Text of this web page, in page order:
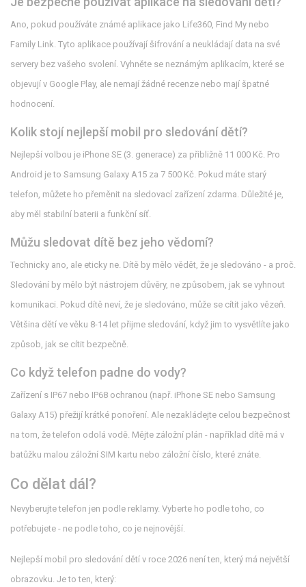
Ano, pokud používáte známé aplikace jako Life360, Find My nebo
Family Link. Tyto aplikace používají šifrování a neukládají data na své
servery bez vašeho svolení. Vyhněte se neznámým aplikacím, které se
objevují v Google Play, ale nemají žádné recenze nebo mají špatné
hodnocení.
Kolik stojí nejlepší mobil pro sledování dětí?
Nejlepší volbou je iPhone SE (3. generace) za přibližně 11 000 Kč. Pro
Android je to Samsung Galaxy A15 za 7 500 Kč. Pokud máte starý
telefon, můžete ho přeměnit na sledovací zařízení zdarma. Důležité je,
aby měl stabilní baterii a funkční síť.
Můžu sledovat dítě bez jeho vědomí?
Technicky ano, ale eticky ne. Dítě by mělo vědět, že je sledováno - a proč.
Sledování by mělo být nástrojem důvěry, ne způsobem, jak se vyhnout
komunikaci. Pokud dítě neví, že je sledováno, může se cítit jako vězeň.
Většina dětí ve věku 8-14 let přijme sledování, když jim to vysvětlíte jako
způsob, jak se cítit bezpečně.
Co když telefon padne do vody?
Zařízení s IP67 nebo IP68 ochranou (např. iPhone SE nebo Samsung
Galaxy A15) přežijí krátké ponoření. Ale nezakládejte celou bezpečnost
na tom, že telefon odolá vodě. Mějte záložní plán - například dítě má v
batůžku malou záložní SIM kartu nebo záložní číslo, které znáte.
Co dělat dál?
Nevyberujte telefon jen podle reklamy. Vyberte ho podle toho, co
potřebujete - ne podle toho, co je nejnovější.
Nejlepší mobil pro sledování dětí v roce 2026 není ten, který má největší
obrazovku. Je to ten, který: